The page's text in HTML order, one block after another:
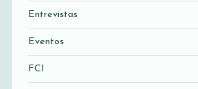
Entrevistas
Eventos
FCI